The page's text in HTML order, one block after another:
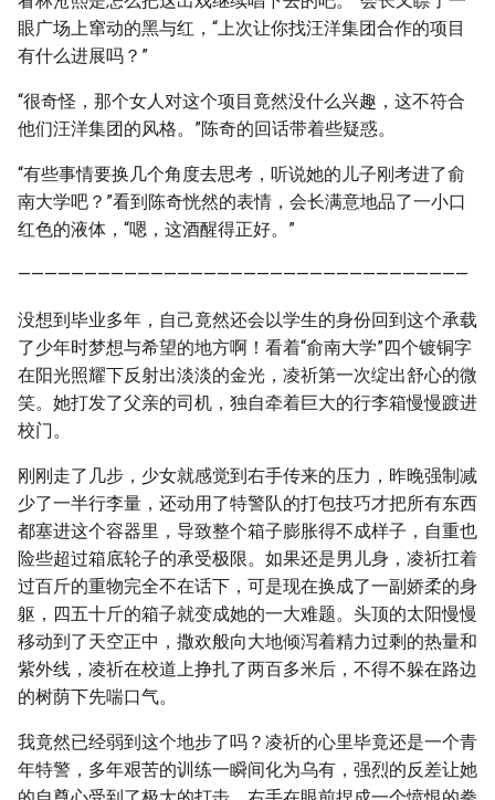
眼广场上窜动的黑与红，“上次让你找汪洋集团合作的项目
有什么进展吗？”
“很奇怪，那个女人对这个项目竟然没什么兴趣，这不符合
他们汪洋集团的风格。”陈奇的回话带着些疑惑。
“有些事情要换几个角度去思考，听说她的儿子刚考进了俞
南大学吧？”看到陈奇恍然的表情，会长满意地品了一小口
红色的液体，“嗯，这酒醒得正好。”
——————————————————————————————————
没想到毕业多年，自己竟然还会以学生的身份回到这个承载
了少年时梦想与希望的地方啊！看着“俞南大学”四个镀铜字
在阳光照耀下反射出淡淡的金光，凌祈第一次绽出舒心的微
笑。她打发了父亲的司机，独自牵着巨大的行李箱慢慢踱进
校门。
刚刚走了几步，少女就感觉到右手传来的压力，昨晚强制减
少了一半行李量，还动用了特警队的打包技巧才把所有东西
都塞进这个容器里，导致整个箱子膨胀得不成样子，自重也
险些超过箱底轮子的承受极限。如果还是男儿身，凌祈扛着
过百斤的重物完全不在话下，可是现在换成了一副娇柔的身
躯，四五十斤的箱子就变成她的一大难题。头顶的太阳慢慢
移动到了天空正中，撒欢般向大地倾泻着精力过剩的热量和
紫外线，凌祈在校道上挣扎了两百多米后，不得不躲在路边
的树荫下先喘口气。
我竟然已经弱到这个地步了吗？凌祈的心里毕竟还是一个青
年特警，多年艰苦的训练一瞬间化为乌有，强烈的反差让她